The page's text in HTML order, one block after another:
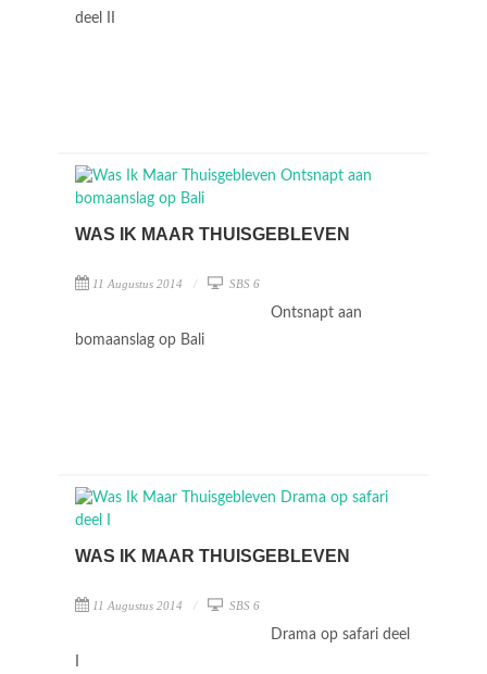
deel II
WAS IK MAAR THUISGEBLEVEN
11 Augustus 2014 SBS 6
Ontsnapt aan
bomaanslag op Bali
WAS IK MAAR THUISGEBLEVEN
11 Augustus 2014 SBS 6
Drama op safari deel